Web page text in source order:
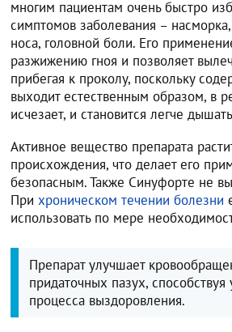
многим пациентам очень быстро
симптомов заболевания –
носа, головной боли. Его
разжижению гноя и позволяет
прибегая к проколу, поскольку
выходит естественным образом, в
исчезает, и становится легче
Активное вещество препарата
происхождения, что делает его
безопасным. Также Синуфорте не
Прихроническом течении болезни
использовать по мере
Препарат улучшает
придаточных пазух,
процесса выздоровления.